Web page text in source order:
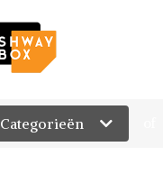
Categorieën